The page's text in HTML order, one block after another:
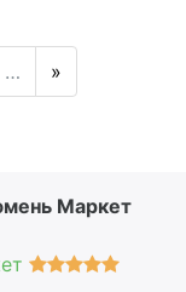
… »
Маркет